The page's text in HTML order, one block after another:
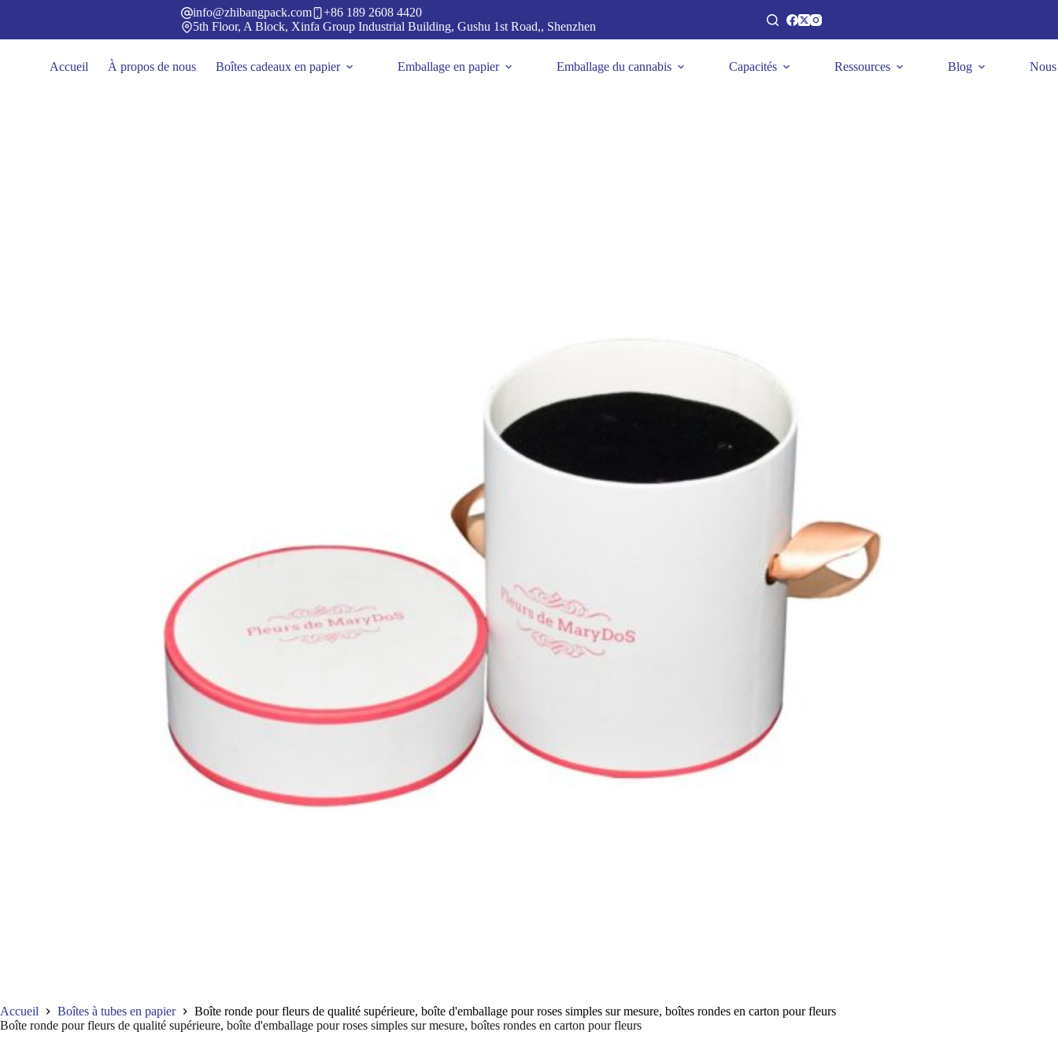
info@zhibangpack.com
+86 189 2608 4420
5th Floor, A Block, Xinfa Group Industrial Building, Gushu 1st Road,, Shenzhen
Accueil À propos de nous Boîtes cadeaux en papier Emballage en papier Emballage du cannabis Capacités Ressources Blog
Accueil Boîtes à tubes en papier
Boîte ronde pour fleurs de qualité supérieure, boîte d'emballage pour roses simples sur mesure, boîtes rondes en carton pour fleurs
Boîte ronde pour fleurs de qualité supérieure, boîte d'emballage pour roses simples sur mesure, boîtes rondes en carton pour fleurs